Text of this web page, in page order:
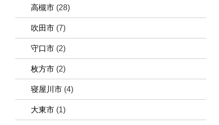
高槻市 (28)
吹田市 (7)
守口市 (2)
枚方市 (2)
寝屋川市 (4)
大東市 (1)